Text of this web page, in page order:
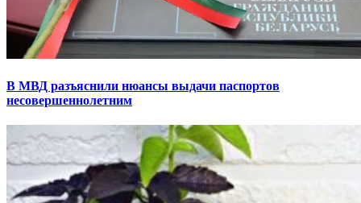
В МВД разъяснили нюансы выдачи паспортов
несовершеннолетним